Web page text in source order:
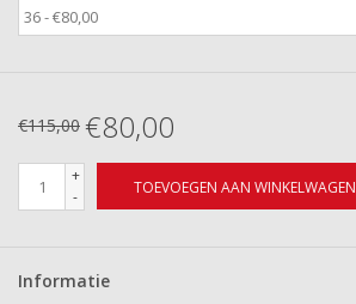
€115,00 €80,00
+
-
TOEVOEGEN AAN WINKELWAGEN
Informatie